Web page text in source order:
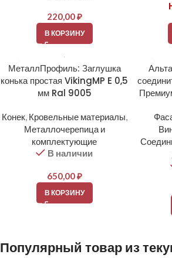
220,00₽
В КОРЗИНУ
МеталлПрофиль: Заглушка
конька простая VikingMP E 0,5
мм Ral 9005
Конек, Кровельные материалы,
Металлочерепица и
комплектующие
В наличии
650,00₽
В КОРЗИНУ
Популярный товар из